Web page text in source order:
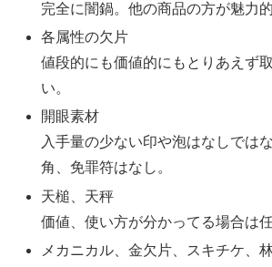
完全に闇鍋。他の商品の方が魅力
各属性の欠片
値段的にも価値的にもとりあえず
い。
開眼素材
入手量の少ない印や泡はなしでは
角、免罪符はなし。
天槌、天秤
価値、使い方が分かってる場合は
メカニカル、金欠片、スキチケ、